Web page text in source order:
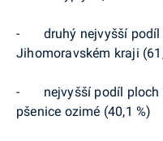
-
druhý nejvyšší
Jihomoravském kraji
-
nejvyšší podíl ploch
pšenice ozimé (40,1 %)